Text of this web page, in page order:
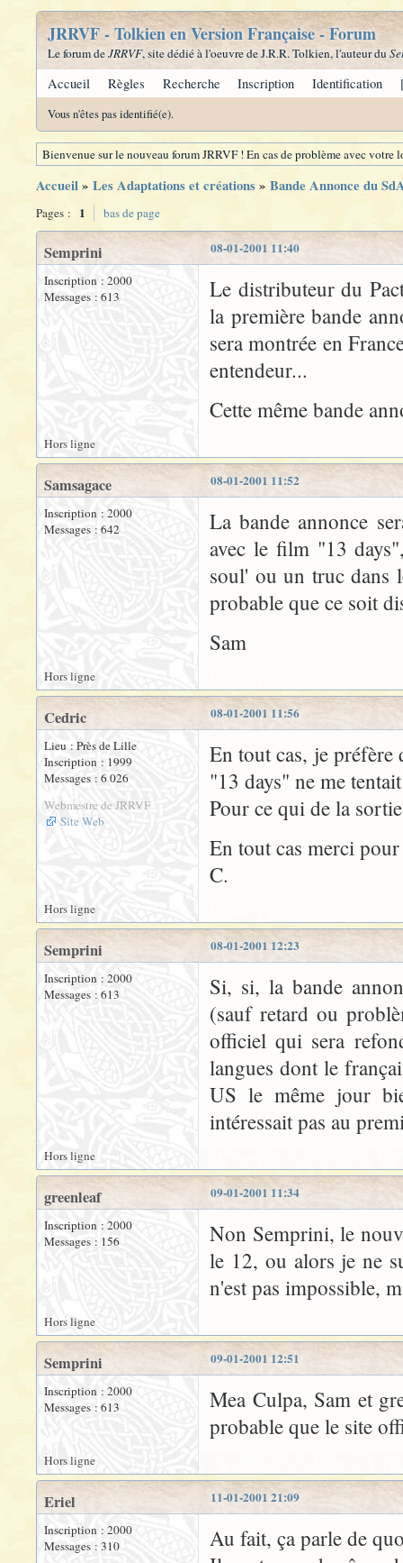
JRRVF - Tolkien en Version Française - Forum
Le forum deJRRVF, site dédié à l'oeuvre de J.R.R. Tolkien, l'auteur du
Accueil Règles Recherche Inscription Identification
Vous n'êtes pas identifié(e).
Bienvenue sur le nouveau forum JRRVF ! En cas de problème avec
Accueil» Les Adaptations et créations» Bande Annonce du
Pages : 1 bas de page
08-01-2001 11:40
Semprini
Inscription : 2000
Messages : 613
Le distributeur du
la première bande
sera montrée en
entendeur...
Cette même bande
Hors ligne
08-01-2001 11:52
Samsagace
Inscription : 2000
Messages : 642
La bande annonce
avec le film "13
soul' ou un truc dans
probable que ce soit
Sam
Hors ligne
08-01-2001 11:56
Cedric
Lieu : Près de Lille
Inscription : 1999
Messages : 6 026
Webmestre de JRRVF
Site Web
En tout cas, je préfère
"13 days" ne me
Pour ce qui de la
En tout cas merci
C.
Hors ligne
08-01-2001 12:23
Semprini
Inscription : 2000
Messages : 613
Si, si, la bande
(sauf retard ou
officiel qui sera
langues dont le
US le même jour
intéressait pas au
Hors ligne
09-01-2001 11:34
greenleaf
Inscription : 2000
Messages : 156
Non Semprini, le
le 12, ou alors je ne
n'est pas impossible,
Hors ligne
09-01-2001 12:51
Semprini
Inscription : 2000
Messages : 613
Mea Culpa, Sam et
probable que le site
Hors ligne
11-01-2001 21:09
Eriel
Inscription : 2000
Messages : 310
Au fait, ça parle de